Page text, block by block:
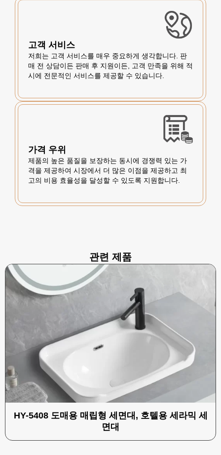
고객 서비스
저희는 고객 서비스를 매우 중요하게 생각합니다. 판
매 전 상담이든 판매 후 지원이든, 고객 만족을 위해 적
시에 전문적인 서비스를 제공할 수 있습니다.
가격 우위
제품의 높은 품질을 보장하는 동시에 경쟁력 있는 가
격을 제공하여 시장에서 더 많은 이점을 제공하고 최
고의 비용 효율성을 달성할 수 있도록 지원합니다.
관련 제품
HY-5408 도매용 매립형 세면대, 호텔용 세라믹 세
면대